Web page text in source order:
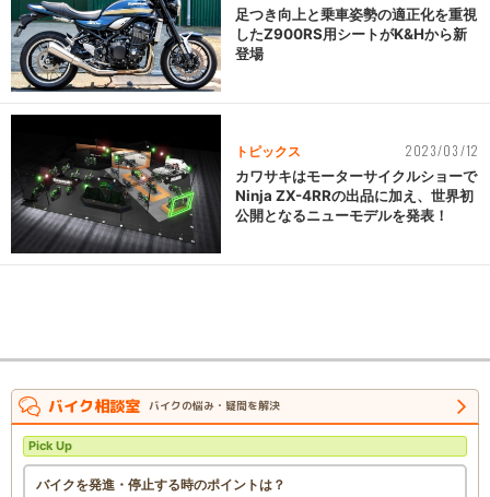
足つき向上と乗車姿勢の適正化を重視
したZ900RS用シートがK&Hから新
登場
トピックス 2023/03/12
カワサキはモーターサイクルショーで
Ninja ZX-4RRの出品に加え、世界初
公開となるニューモデルを発表！
バイク相談室 バイクの悩み・疑問を解決
Pick Up
バイクを発進・停止する時のポイントは？